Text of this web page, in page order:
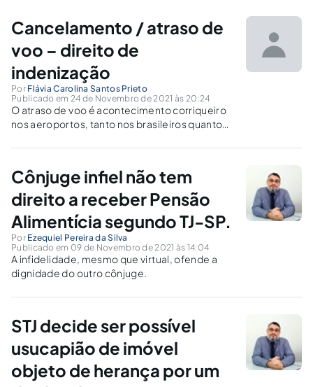
Cancelamento / atraso de
voo – direito de
indenização
Por Flávia Carolina Santos Prieto
Publicado em 24 de Novembro de 2021 às 20:24
O atraso de voo é acontecimento corriqueiro
nos aeroportos, tanto nos brasileiros quanto
mesmo prejuízos significativos aos
negocial entre passageiro e companhia aérea
é regida pelo Código de...
Cônjuge infiel não tem
direito a receber Pensão
Alimentícia segundo TJ-SP.
Por Ezequiel Pereira da Silva
Publicado em 09 de Novembro de 2021 às 14:04
A infidelidade, mesmo que virtual, ofende a
dignidade do outro cônjuge.
STJ decide ser possível
usucapião de imóvel
objeto de herança por um